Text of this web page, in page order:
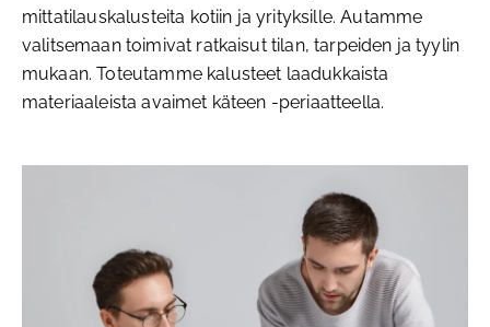
mittatilauskalusteita kotiin ja yrityksille. Autamme
valitsemaan toimivat ratkaisut tilan, tarpeiden ja tyylin
mukaan. Toteutamme kalusteet laadukkaista
materiaaleista avaimet käteen -periaatteella.